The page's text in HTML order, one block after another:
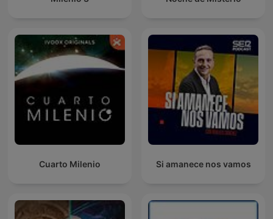
Cuarto Milenio Si amanece nos vamos